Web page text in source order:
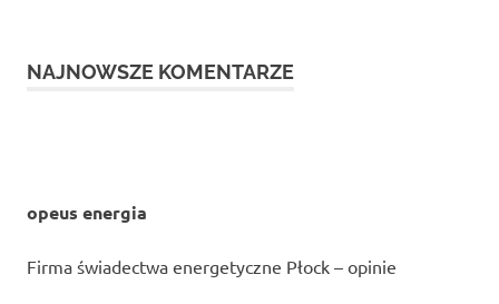
NAJNOWSZE KOMENTARZE
opeus energia
Firma świadectwa energetyczne Płock – opinie